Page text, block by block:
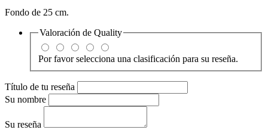
Fondo de 25 cm.
Valoración de Quality
Por favor selecciona una clasificación para su reseña.
Título de tu reseña
Su nombre
Su reseña